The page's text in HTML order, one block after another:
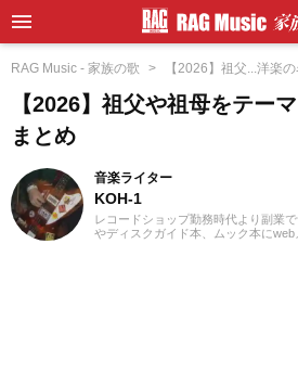
RAG Music - 家族の歌 【2026】祖父...洋楽
【2026】祖父や祖母をテー
まとめ
音楽ライター
KOH-1
レコードショップ勤務時代より副業
やディスクガイド本、ムック本に